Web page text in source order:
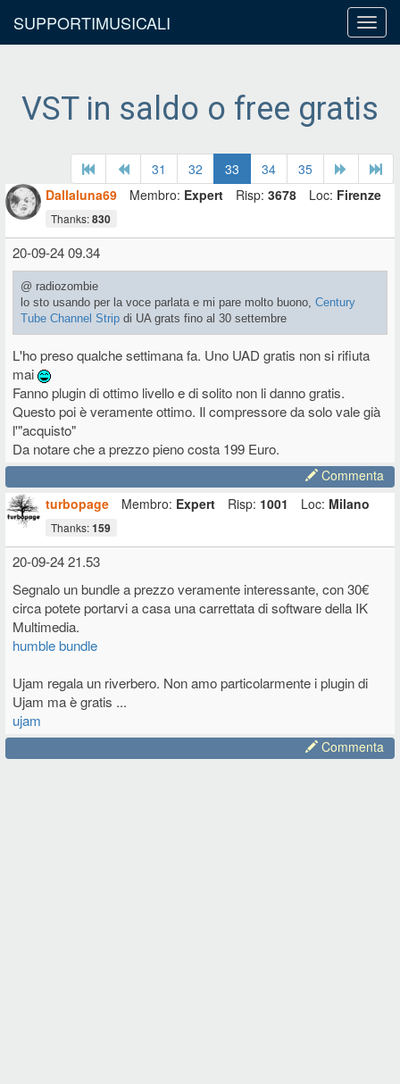
SUPPORTIMUSICALI
VST in saldo o free gratis
31 32 33 34
35
Dallaluna69
Membro: Expert Risp: 3678 Loc: Firenze
Thanks:830
20-09-24 09.34
@ radiozombie
lo sto usando per la voce parlata e mi pare molto buono, Century
Tube Channel Strip di UA grats fino al 30 settembre
L'ho preso qualche settimana fa. Uno UAD gratis non si rifiuta
mai
Fanno plugin di ottimo livello e di solito non li danno gratis.
Questo poi è veramente ottimo. Il compressore da solo vale già
l'"acquisto"
Da notare che a prezzo pieno costa 199 Euro.
Commenta
turbopage
Membro: Expert Risp: 1001 Loc: Milano
Thanks:159
20-09-24 21.53
Segnalo un bundle a prezzo veramente interessante, con 30€
circa potete portarvi a casa una carrettata di software della IK
Multimedia.
humble bundle
Ujam regala un riverbero. Non amo particolarmente i plugin di
Ujam ma è gratis ...
ujam
Commenta